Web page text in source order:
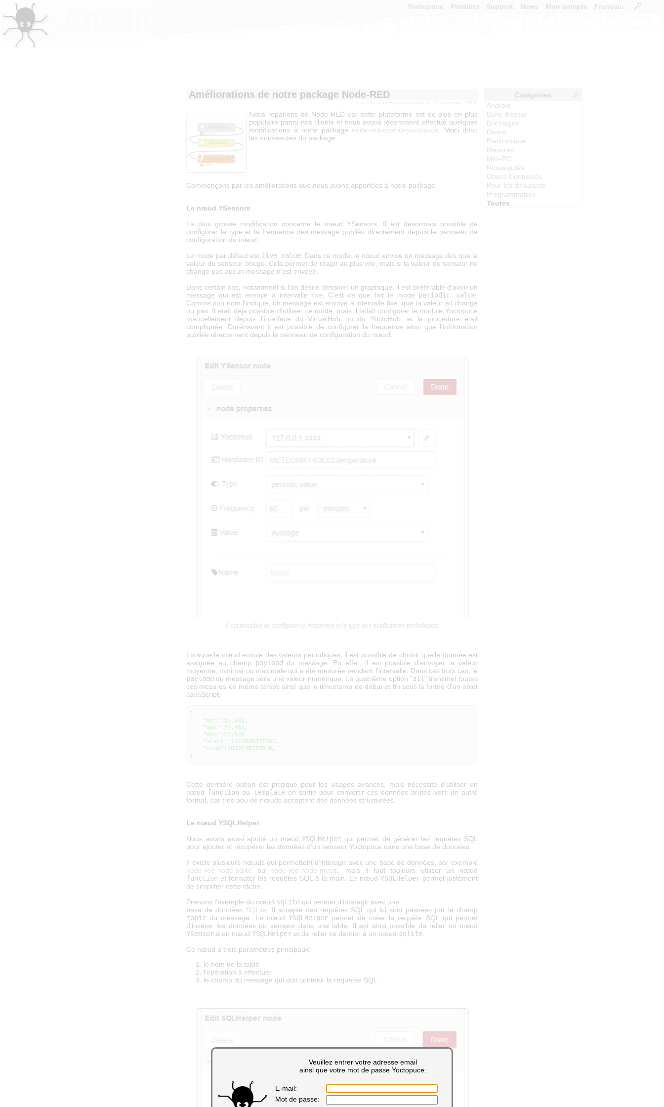
Veuillez entrer votre adresse email
ainsi que votre mot de passe Yoctopuce:
E-mail:
Mot de passe:
Améliorations de notre package Node-
Améliorations de notre package Node-RED
Par Programmation
Nous reparlons de Node-RED car cette plateforme est de plus en plus
populaire parmi nos clients et nous avons récemment effectué quelques
modifications à notre package node-red-contrib-yoctopuce . Voici donc
les nouveautés du package.
Commençons par les améliorations que nous avons apportées à notre package.
Le nœud YSensors
La plus grosse modification concerne le nœud YSensors. Il est désormais possible de
configurer le type et la fréquence des message publiés directement depuis le panneau de
configuration du nœud.
Le mode par défaut est live value . Dans ce mode, le nœud envoie un message dès que la
valeur du senseur bouge. Cela permet de réagir au plus vite, mais si la valeur du senseur ne
change pas aucun message n'est envoyé.
Dans certain cas, notamment si l'on désire dessiner un graphique, il est préférable d'avoir un
message qui est envoyé à intervalle fixe. C'est ce que fait le mode periodic value
Comme son nom l'indique, un message est envoyé à intervalle fixe, que la valeur ait changé
ou pas. Il était déjà possible d'utiliser ce mode, mais il fallait configurer le module Yoctopuce
manuellement depuis l'interface du VirtualHub ou du YoctoHub, et la procédure était
compliquée. Dorénavant il est possible de configurer la fréquence ainsi que l'information
publiée directement depuis le panneau de configuration du nœud.
Il est possible de configurer la fréquence et le type des notifications périodiques
Lorsque le nœud envoie des valeurs périodiques, il est possible de choisir quelle donnée est
assignée au champ payload du message. En effet, il est possible d'envoyer la valeur
moyenne, minimal ou maximale qui a été mesurée pendant l'intervalle. Dans ces trois cas, le
payload du message sera une valeur numérique. La quatrième option "all " transmet toutes
ces mesures en même temps ainsi que le timestamp de début et fin sous la forme d'un objet
JavaScript:
{
"min" : 20.943 ,
"max" : 20.954,
"avg" : 20.949
"start" : 1542838377000 ,
"stop" : 1542838378000 ,
}
Cette dernière option est pratique pour les usages avancés, mais nécessite d'utiliser un
nœud function ou templateen sortie pour convertir ces données brutes vers un autre
format, car très peu de nœuds acceptent des données structurées.
Le nœud YSQLHelper
Nous avons aussi ajouté un nœud YSQLHelperqui permet de générer les requêtes SQL
pour ajouter et récupérer les données d'un senseur Yoctopuce dans une base de données.
Il existe plusieurs nœuds qui permettent d'interagir avec une base de données, par exemple
node-red-node-sqlite ou node-red-node-mysql , mais il faut toujours utiliser un nœud
function et formater les requêtes SQL à la main. Le nœud YSQLHelper permet justement
de simplifier cette tâche.
Prenons l'exemple du nœud sqlite qui permet d'interagir avec une
base de données SQLite . Il accepte des requêtes SQL qui lui sont passées par le champ
topic du message. Le nœudYSQLHelper permet de créer la requête SQL qui permet
d’insérer les données du senseur dans une table. Il est ainsi possible de relier un nœud
YSensor à un nœud YSQLHelper et de relier ce dernier à un nœud sqlite
Ce nœud a trois paramètres principaux:
le nom de la table
l'opération à effectuer
le champ du message qui doit contenir la requêtes SQL
Yoctopuce Produits Support News Mon compte Français
Catégories
Android
Banc d'essai
Bricolages
Divers
Electronique
Mesures
Mini-PC
Nouveautés
Objets Connectés
Pour les débutants
Programmation
Toutes